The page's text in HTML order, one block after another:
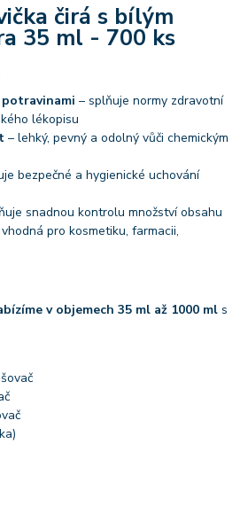
čirá s bílým
35 ml - 700 ks
– splňuje normy zdravotní
lékopisu
– lehký, pevný a odolný vůči chemickým
bezpečné a hygienické uchování
snadnou kontrolu množství obsahu
pro kosmetiku, farmacii,
v objemech 35 ml až 1000 ml s